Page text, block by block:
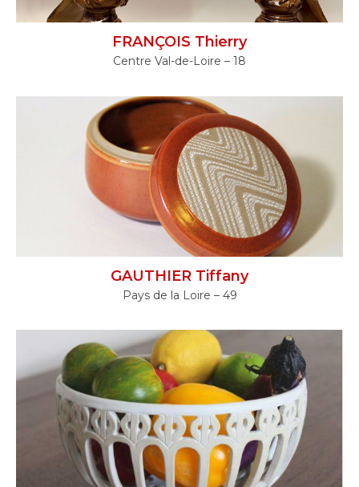
FRANÇOIS Thierry
Centre Val-de-Loire – 18
GAUTHIER Tiffany
Pays de la Loire – 49